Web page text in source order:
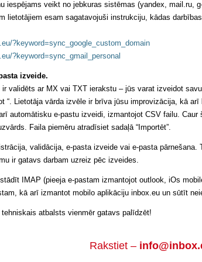
iespējams veikt no jebkuras sistēmas (yandex, mail.ru,
lietotājiem esam sagatavojuši instrukciju, kādas
?keyword=sync_google_custom_domain
?keyword=sync_gmail_personal
izveide.
ir validēts ar MX vai TXT ierakstu – jūs varat izveidot
“. Lietotāja vārda izvēle ir brīva jūsu improvizācija, kā
automātisku e-pastu izveidi, izmantojot CSV failu.
Faila piemēru atradīsiet sadaļā “Importēt”.
validācija, e-pasta izveide vai e-pasta
ir gatavs darbam uzreiz pēc izveides.
IMAP (pieeja e-pastam izmantojot outlook, iOs
kā arī izmantot mobilo aplikāciju inbox.eu un sūtīt
tehniskais atbalsts vienmēr gatavs palīdzēt!
Rakstiet –